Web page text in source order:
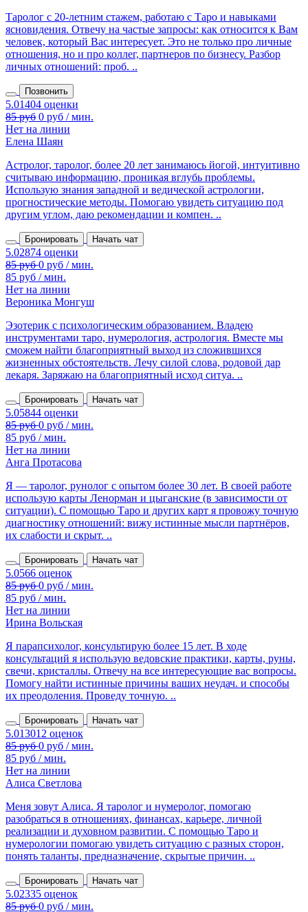
Таролог с 20‑летним стажем, работаю с Таро и навыками
ясновидения. Отвечу на частые запросы: как относится к Вам
человек, который Вас интересует. Это не только про личные
отношения, но и про коллег, партнеров по бизнесу. Разбор
личных отношений: проб. ..
Позвонить
85 руб 0 руб / мин.
Нет на линии
Елена Шаян
Астролог, таролог, более 20 лет занимаюсь йогой, интуитивно
считываю информацию, проникая вглубь проблемы.
Использую знания западной и ведической астрологии,
прогностические методы. Помогаю увидеть ситуацию под
другим углом, даю рекомендации и компен. ..
Бронировать Начать чат
85 руб / мин.
Нет на линии
Вероника Монгуш
Эзотерик с психологическим образованием. Владею
инструментами таро, нумерология, астрология. Вместе мы
сможем найти благоприятный выход из сложившихся
жизненных обстоятельств. Лечу силой слова, родовой дар
лекаря. Заряжаю на благоприятный исход ситуа. ..
Бронировать Начать чат
85 руб / мин.
Нет на линии
Анга Протасова
Я — таролог, рунолог с опытом более 30 лет. В своей работе
использую карты Ленорман и цыганские (в зависимости от
ситуации). С помощью Таро и других карт я провожу точную
диагностику отношений: вижу истинные мысли партнёров,
их слабости и скрыт. ..
Бронировать Начать чат
85 руб / мин.
Нет на линии
Ирина Вольская
Я парапсихолог, консультирую более 15 лет. В ходе
консультаций я использую ведовские практики, карты, руны,
свечи, кристаллы. Отвечу на все интересующие вас вопросы.
Помогу найти истинные причины ваших неудач. и способы
их преодоления. Проведу точную. ..
Бронировать Начать чат
85 руб / мин.
Нет на линии
Алиса Светлова
Меня зовут Алиса. Я таролог и нумеролог, помогаю
разобраться в отношениях, финансах, карьере, личной
реализации и духовном развитии. С помощью Таро и
нумерологии помогаю увидеть ситуацию с разных сторон,
понять таланты, предназначение, скрытые причин. ..
Бронировать Начать чат